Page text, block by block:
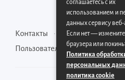
Контакты
Карта сайта
Пользовательское соглашение
соглашаетесь с их
использованием и
данных сервису веб-
Если нет —
браузера или
Политика
персональных
политика cookie